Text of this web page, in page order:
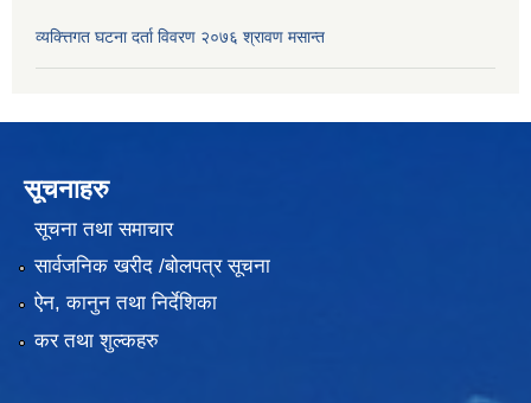
व्यक्त्तिगत घटना दर्ता विवरण २०७६ श्रावण मसान्त
सूचनाहरु
सूचना तथा समाचार
सार्वजनिक खरीद /बोलपत्र सूचना
ऐन, कानुन तथा निर्देशिका
कर तथा शुल्कहरु